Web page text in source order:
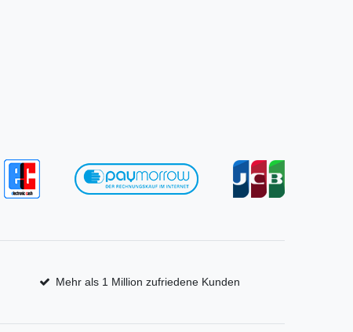
Mehr als 1 Million zufriedene Kunden